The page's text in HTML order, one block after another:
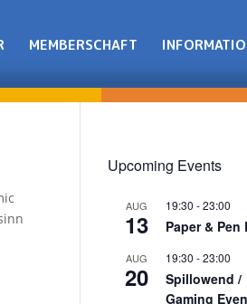
MEMBERSCHAFT
Upcoming Events
AUG
13
19:30 -23:00
Paper & Pen
AUG
20
19:30 -23:00
Spillowend /
Gaming